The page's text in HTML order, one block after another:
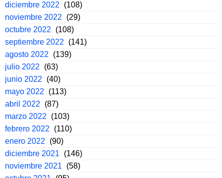
diciembre 2022
(108)
noviembre 2022
(29)
octubre 2022
(108)
septiembre 2022
(141)
agosto 2022
(139)
julio 2022
(63)
junio 2022
(40)
mayo 2022
(113)
abril 2022
(87)
marzo 2022
(103)
febrero 2022
(110)
enero 2022
(90)
diciembre 2021
(146)
noviembre 2021
(58)